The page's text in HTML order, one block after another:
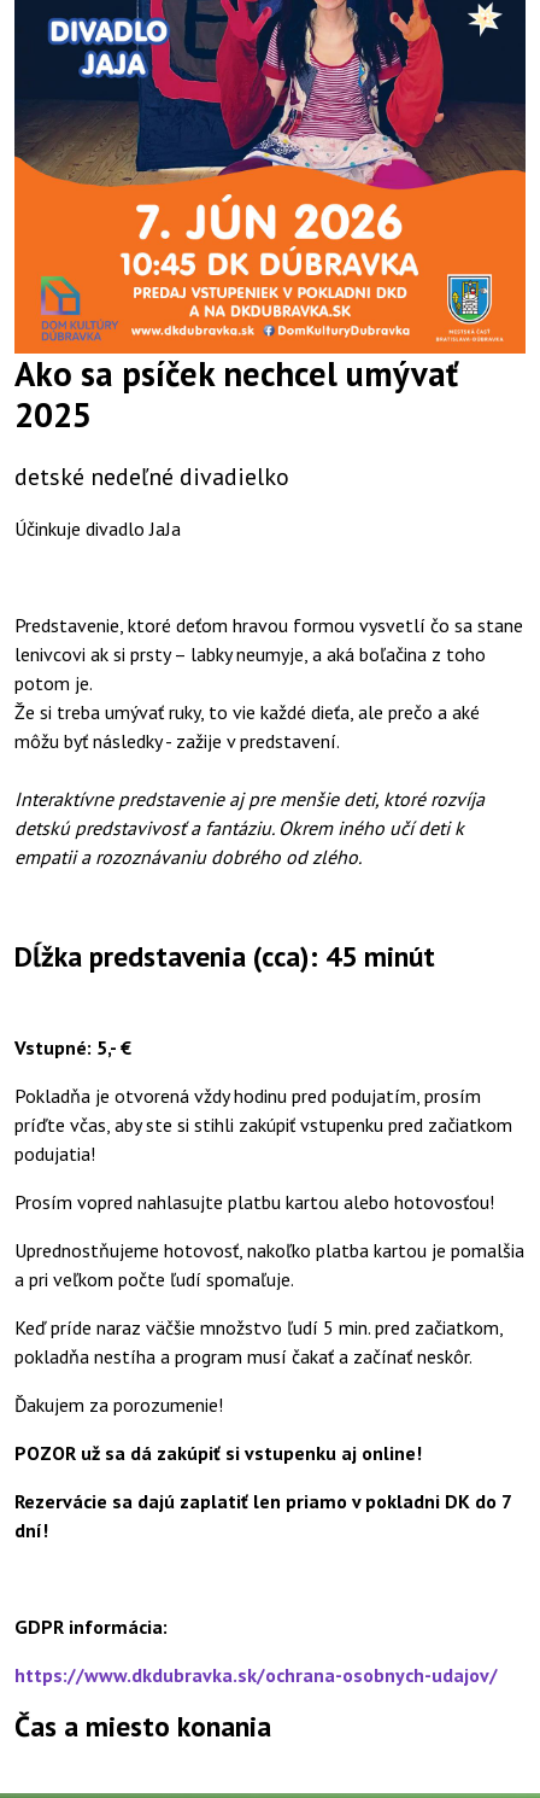
Ako sa psíček nechcel umývať
2025
detské nedeľné divadielko
Účinkuje divadlo JaJa
Predstavenie, ktoré deťom hravou formou vysvetlí čo sa stane
lenivcovi ak si prsty – labky neumyje, a aká boľačina z toho
potom je.
Že si treba umývať ruky, to vie každé dieťa, ale prečo a aké
môžu byť následky - zažije v predstavení.
Interaktívne predstavenie aj pre menšie deti, ktoré rozvíja
detskú predstavivosť a fantáziu. Okrem iného učí deti k
empatii a rozoznávaniu dobrého od zlého.
Dĺžka predstavenia (cca): 45 minút
Vstupné: 5,- €
Pokladňa je otvorená vždy hodinu pred podujatím, prosím
príďte včas, aby ste si stihli zakúpiť vstupenku pred začiatkom
podujatia!
Prosím vopred nahlasujte platbu kartou alebo hotovosťou!
Uprednostňujeme hotovosť, nakoľko platba kartou je pomalšia
a pri veľkom počte ľudí spomaľuje.
Keď príde naraz väčšie množstvo ľudí 5 min. pred začiatkom,
pokladňa nestíha a program musí čakať a začínať neskôr.
Ďakujem za porozumenie!
POZOR už sa dá zakúpiť si vstupenku aj online!
Rezervácie sa dajú zaplatiť len priamo v pokladni DK do 7
dní!
GDPR informácia:
https://www.dkdubravka.sk/ochrana-osobnych-udajov/
Čas a miesto konania